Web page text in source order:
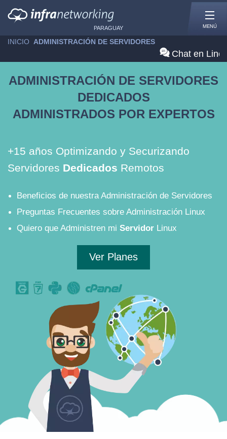
PARAGUAY MENÚ
INICIO »ADMINISTRACIÓN DE SERVIDORES
Chat en
ADMINISTRACIÓN DE SERVIDORES
DEDICADOS
ADMINISTRADOS POR EXPERTOS
+15 años Optimizando y Securizando
Servidores Dedicados Remotos
Beneficios de nuestra Administración de Servidores
Preguntas Frecuentes sobre Administración Linux
Quiero que Administren mi ServidorLinux
Ver Planes